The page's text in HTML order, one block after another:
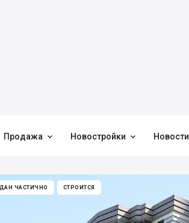
Продажа  Новостройки  Новости
ЧАСТИЧНО СТРОИТСЯ